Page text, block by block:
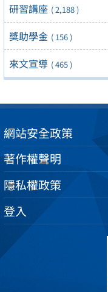
研習講座 ( 2,188 )
獎助學金 ( 156 )
來文宣導 ( 465 )
網站安全政策
著作權聲明
隱私權政策
登入